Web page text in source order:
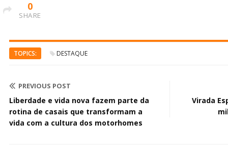
0
SHARE
TOPICS: DESTAQUE
PREVIOUS POST
Liberdade e vida nova fazem parte da
rotina de casais que transformam a
vida com a cultura dos motorhomes
Virada